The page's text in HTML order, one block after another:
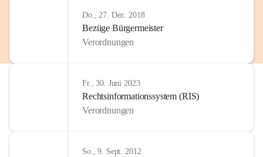
Do., 27. Dez. 2018
Bezüge Bürgermeister
Verordnungen
Fr., 30. Juni 2023
Rechtsinformationssystem (RIS)
Verordnungen
So., 9. Sept. 2012